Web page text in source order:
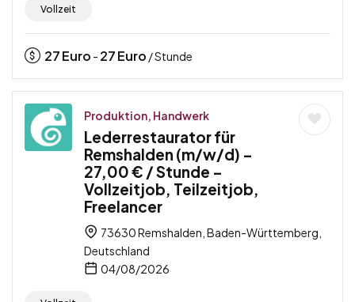
Vollzeit
27Euro - 27Euro / Stunde
Produktion, Handwerk
Lederrestaurator für
Remshalden (m/w/d) –
27,00 € / Stunde –
Vollzeitjob, Teilzeitjob,
Freelancer
73630 Remshalden, Baden-Württemberg,
Deutschland
04/08/2026